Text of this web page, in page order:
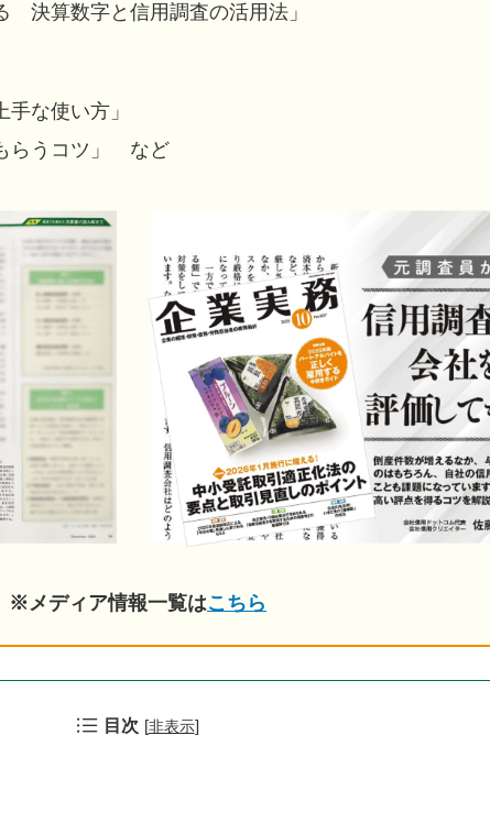
決算数字と信用調査の活用法」
な使い方」
らうコツ」 など
※メディア情報一覧はこちら
目次 [非表示]